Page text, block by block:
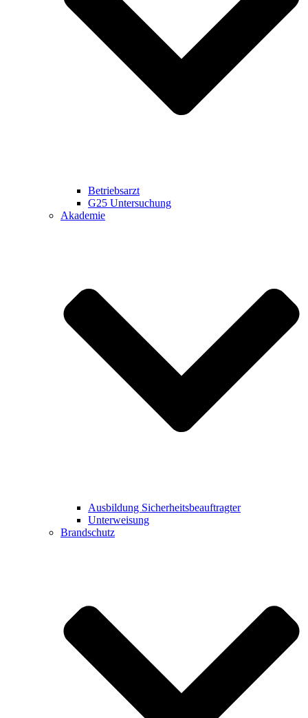
Betriebsarzt
G25 Untersuchung
Akademie
Ausbildung Sicherheitsbeauftragter
Unterweisung
Brandschutz